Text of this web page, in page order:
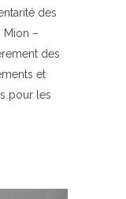
des
Mion –
des
et
pour les